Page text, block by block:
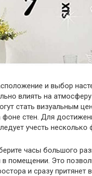
и выбор
влиять на
стать визуальным
стен. Для
учесть несколько
часы большого
в помещении. Это
и сразу притянет